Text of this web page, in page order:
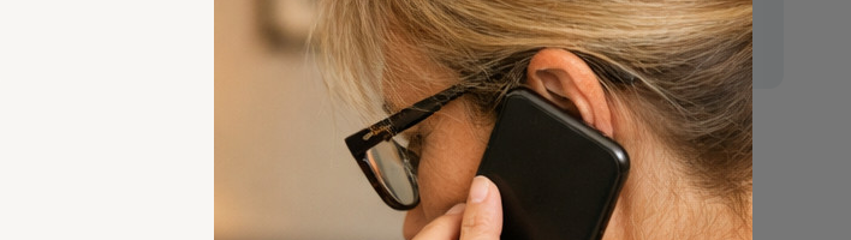
Nu
een uitvaart